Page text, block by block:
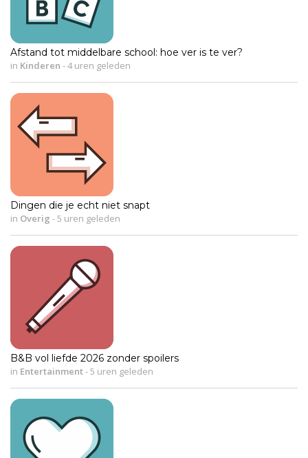
Afstand tot middelbare school: hoe ver is te ver?
in Kinderen -4 uren geleden
Dingen die je echt niet snapt
in Overig -5 uren geleden
B&B vol liefde 2026 zonder spoilers
in Entertainment-5 uren geleden